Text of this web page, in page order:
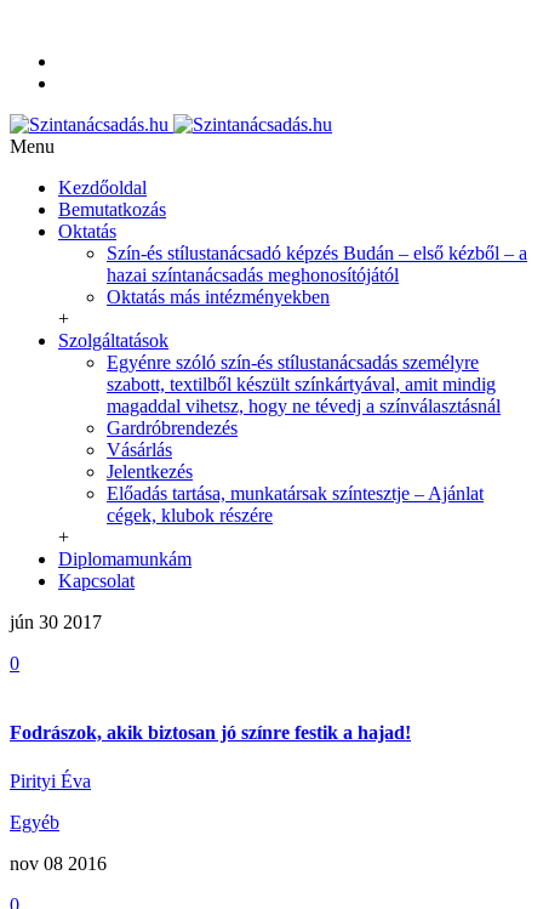
Menu
Kezdőoldal
Bemutatkozás
Oktatás
Szín-és stílustanácsadó képzés Budán – első kézből – a
hazai színtanácsadás meghonosítójától
Oktatás más intézményekben
+
Szolgáltatások
Egyénre szóló szín-és stílustanácsadás személyre
szabott, textilből készült színkártyával, amit mindig
magaddal vihetsz, hogy ne tévedj a színválasztásnál
Gardróbrendezés
Vásárlás
Jelentkezés
Előadás tartása, munkatársak színtesztje – Ajánlat
cégek, klubok részére
+
Diplomamunkám
Kapcsolat
jún 30 2017
0
Fodrászok, akik biztosan jó színre festik a hajad!
Pirityi Éva
Egyéb
nov 08 2016
0